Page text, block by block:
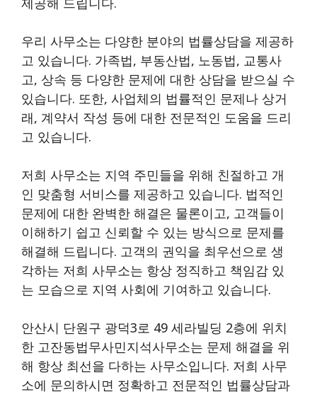
우리 사무소는 다양한 분야의 법률상담을 제공하
고 있습니다. 가족법, 부동산법, 노동법, 교통사
고, 상속 등 다양한 문제에 대한 상담을 받으실 수
있습니다. 또한, 사업체의 법률적인 문제나 상거
래, 계약서 작성 등에 대한 전문적인 도움을 드리
고 있습니다.
저희 사무소는 지역 주민들을 위해 친절하고 개
인 맞춤형 서비스를 제공하고 있습니다. 법적인
문제에 대한 완벽한 해결은 물론이고, 고객들이
이해하기 쉽고 신뢰할 수 있는 방식으로 문제를
해결해 드립니다. 고객의 권익을 최우선으로 생
각하는 저희 사무소는 항상 정직하고 책임감 있
는 모습으로 지역 사회에 기여하고 있습니다.
안산시 단원구 광덕3로 49 세라빌딩 2층에 위치
한 고잔동법무사민지석사무소는 문제 해결을 위
해 항상 최선을 다하는 사무소입니다. 저희 사무
소에 문의하시면 정확하고 전문적인 법률상담과